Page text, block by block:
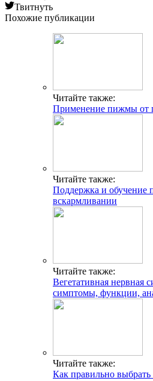
Твитнуть
Похожие публикации
Читайте также:
Применение пижмы от
Читайте также:
Поддержка и обучение
вскармливании
Читайте также:
Вегетативная нервная
симптомы, функции,
Читайте также:
Как правильно выбрать